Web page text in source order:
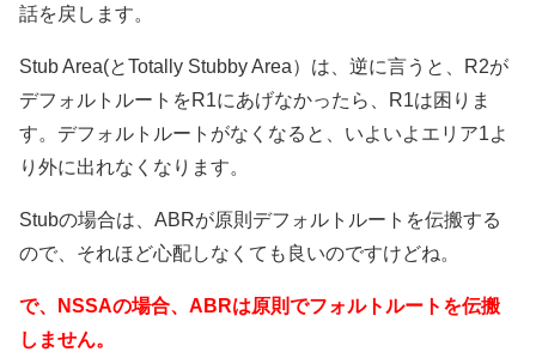
話を戻します。
Stub Area(とTotally Stubby Area）は、逆に言うと、R2が
デフォルトルートをR1にあげなかったら、R1は困りま
す。デフォルトルートがなくなると、いよいよエリア1よ
り外に出れなくなります。
Stubの場合は、ABRが原則デフォルトルートを伝搬する
ので、それほど心配しなくても良いのですけどね。
で、NSSAの場合、ABRは原則でフォルトルートを伝搬
しません。